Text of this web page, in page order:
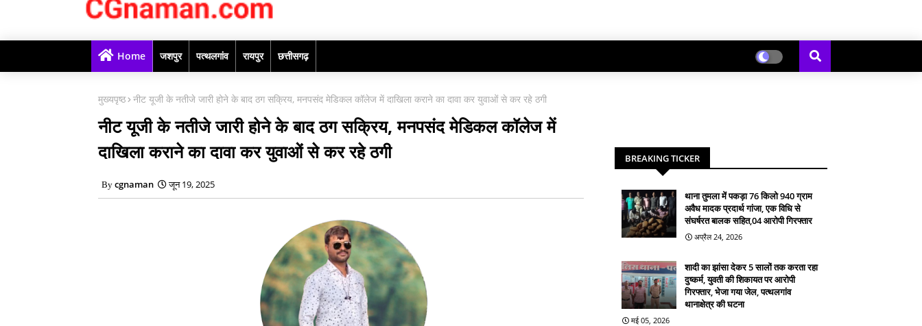
Home जशपुर पत्थलगांव रायपुर छत्तीसगढ़
मुख्यपृष्ठ नीट यूजी के नतीजे जारी होने के बाद ठग सक्रिय, मनपसंद मेडिकल कॉलेज में दाखिला कराने का दावा कर युवाओं से कर रहे ठगी
नीट यूजी के नतीजे जारी होने के बाद ठग सक्रिय, मनपसंद मेडिकल कॉलेज में
दाखिला कराने का दावा कर युवाओं से कर रहे ठगी
cgnaman जून 19, 2025
BREAKING TICKER
थाना तुमला में पकड़ा 76 किलो 940 ग्राम
अवैध मादक प्रदार्थ गांजा, एक विधि से
संघर्षरत बालक सहित,04 आरोपी गिरफ्तार
अप्रैल 24, 2026
शादी का झांसा देकर 5 सालों तक करता रहा
दुष्कर्म, युवती की शिकायत पर आरोपी
गिरफ्तार, भेजा गया जेल, पत्थलगांव
थानाक्षेत्र की घटना
मई 05, 2026